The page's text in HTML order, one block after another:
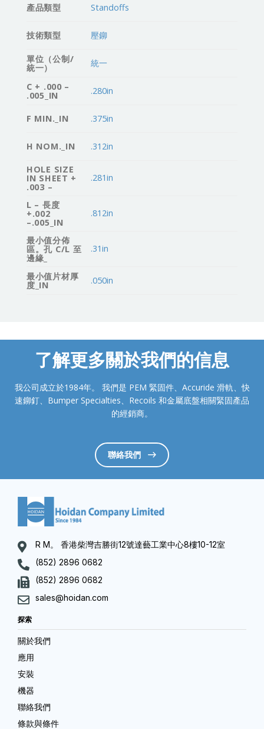
產品類型 Standoffs
技術類型 壓鉚
單位（公制/
統一） 統一
C + .000 –
.005_IN .280in
F MIN._IN .375in
H NOM._IN .312in
HOLE SIZE
IN SHEET +
.003 –
.281in
L – 長度
+.002
–.005_IN
.812in
最小值分佈
區。孔 C/L 至
邊緣_
.31in
最小值片材厚
度_IN .050in
了解更多關於我們的信息
我公司成立於1984年。 我們是 PEM 緊固件、Accuride 滑軌、快
速鉚釘、Bumper Specialties、Recoils 和金屬底盤相關緊固產品
的經銷商。
聯絡我們
R M。 香港柴灣吉勝街12號達藝工業中心8樓10-12室
(852) 2896 0682
(852) 2896 0682
sales@hoidan.com
探索
關於我們
應用
安裝
機器
聯絡我們
條款與條件